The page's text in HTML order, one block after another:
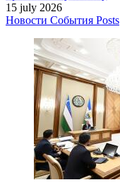
15 july 2026
Новости События Posts